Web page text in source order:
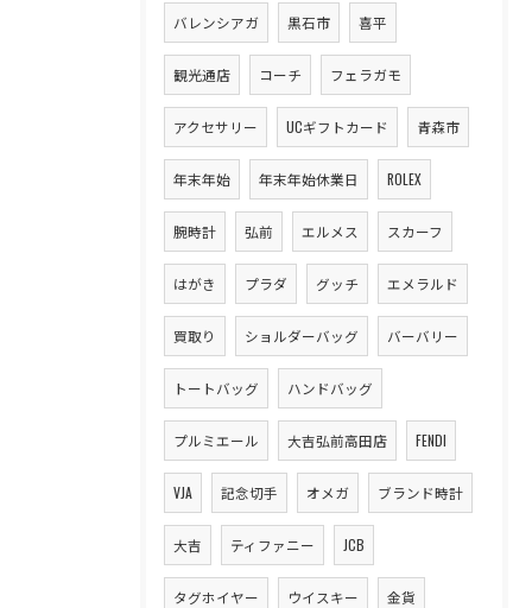
バレンシアガ 黒石市 喜平
観光通店 コーチ フェラガモ
アクセサリー UCギフトカード 青森市
年末年始 年末年始休業日 ROLEX
腕時計 弘前 エルメス スカーフ
はがき プラダ グッチ エメラルド
買取り ショルダーバッグ バーバリー
トートバッグ ハンドバッグ
プルミエール 大吉弘前高田店 FENDI
VJA 記念切手 オメガ ブランド時計
大吉 ティファニー JCB
タグホイヤー ウイスキー 金貨